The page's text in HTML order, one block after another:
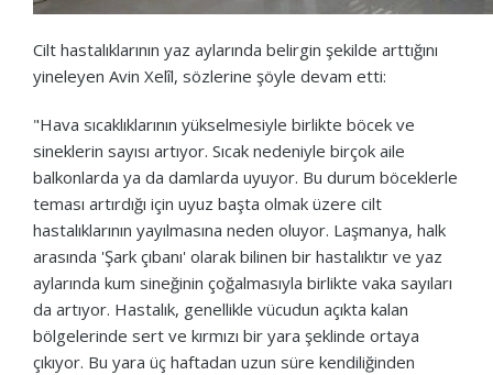
Cilt hastalıklarının yaz aylarında belirgin şekilde arttığını
yineleyen Avin Xelîl, sözlerine şöyle devam etti:
"Hava sıcaklıklarının yükselmesiyle birlikte böcek ve
sineklerin sayısı artıyor. Sıcak nedeniyle birçok aile
balkonlarda ya da damlarda uyuyor. Bu durum böceklerle
teması artırdığı için uyuz başta olmak üzere cilt
hastalıklarının yayılmasına neden oluyor. Laşmanya, halk
arasında 'Şark çıbanı' olarak bilinen bir hastalıktır ve yaz
aylarında kum sineğinin çoğalmasıyla birlikte vaka sayıları
da artıyor. Hastalık, genellikle vücudun açıkta kalan
bölgelerinde sert ve kırmızı bir yara şeklinde ortaya
çıkıyor. Bu yara üç haftadan uzun süre kendiliğinden